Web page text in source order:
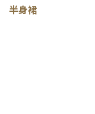
半身裙